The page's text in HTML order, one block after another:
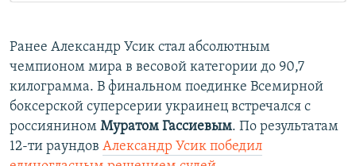
Ранее Александр Усик стал абсолютным
чемпионом мира в весовой категории до 90,7
килограмма. В финальном поединке Всемирной
боксерской суперсерии украинец встречался с
россиянином Муратом Гассиевым. По результатам
12-ти раундов Александр Усик победил